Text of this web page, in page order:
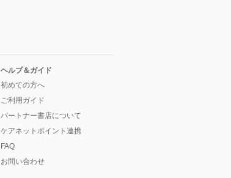
ヘルプ＆ガイド
初めての方へ
ご利用ガイド
パートナー書店について
ケアネットポイント連携
FAQ
お問い合わせ